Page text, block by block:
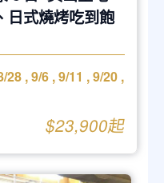
日式燒烤吃到飽
28 ,9/6 ,9/11 ,9/20 ,
$23,900起